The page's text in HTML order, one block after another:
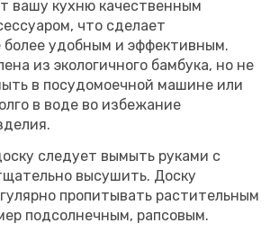
вашу кухню качественным
что сделает
более удобным и эффективным.
из экологичного бамбука, но не
в посудомоечной машине или
в воде во избежание
следует вымыть руками с
высушить. Доску
пропитывать растительным
подсолнечным, рапсовым.